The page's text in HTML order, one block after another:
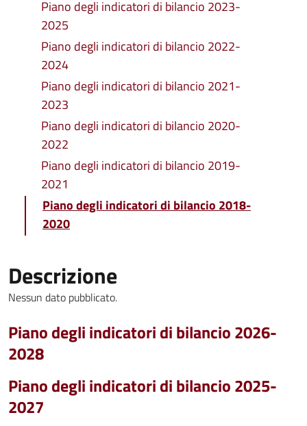
Piano degli indicatori di bilancio 2023-
2025
Piano degli indicatori di bilancio 2022-
2024
Piano degli indicatori di bilancio 2021-
2023
Piano degli indicatori di bilancio 2020-
2022
Piano degli indicatori di bilancio 2019-
2021
Piano degli indicatori di bilancio 2018-
2020
Descrizione
Nessun dato pubblicato.
Piano degli indicatori di bilancio 2026-
2028
Piano degli indicatori di bilancio 2025-
2027